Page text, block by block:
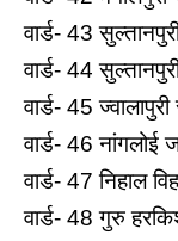
वार्ड- 43
वार्ड- 44
वार्ड- 45
वार्ड- 46 नांगलोई
वार्ड- 47 निहाल
वार्ड- 48 गुरु